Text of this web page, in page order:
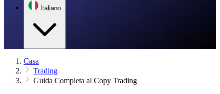
Italiano
Casa
Trading
Guida Completa al Copy Trading